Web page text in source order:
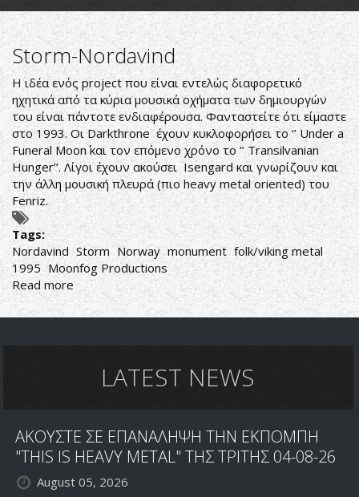
Storm-Nordavind
Η ιδέα ενός project που είναι εντελώς διαφορετικό
ηχητικά από τα κύρια μουσικά οχήματα των δημιουργών
του είναι πάντοτε ενδιαφέρουσα. Φανταστείτε ότι είμαστε
στο 1993. Οι Darkthrone έχουν κυκλοφορήσει το ‘’ Under a
Funeral Moon΄΄ και τον επόμενο χρόνο το ‘’ Transilvanian
Hunger’’. Λίγοι έχουν ακούσει Isengard και γνωρίζουν και
την άλλη μουσική πλευρά (πιο heavy metal oriented) του
Fenriz.
Tags:
Nordavind Storm Norway monument folk/viking metal
1995 Moonfog Productions
Read more about
Storm-
Nordavind
LATEST NEWS
ΑΚΟΥΣΤΕ ΣΕ ΕΠΑΝΑΛΗΨΗ ΤΗΝ ΕΚΠΟΜΠΗ
"THIS IS HEAVY METAL" ΤΗΣ ΤΡΙΤΗΣ 04-08-26
August 05, 2026